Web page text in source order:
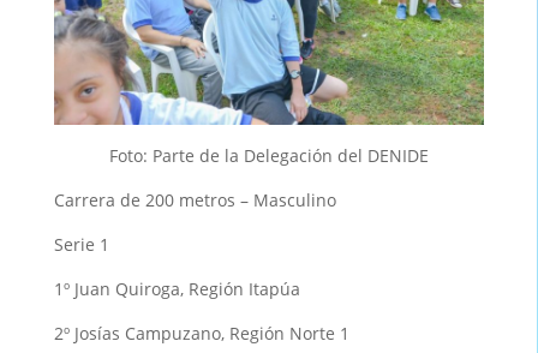
Foto: Parte de la Delegación del DENIDE
Carrera de 200 metros – Masculino
Serie 1
1º Juan Quiroga, Región Itapúa
2º Josías Campuzano, Región Norte 1